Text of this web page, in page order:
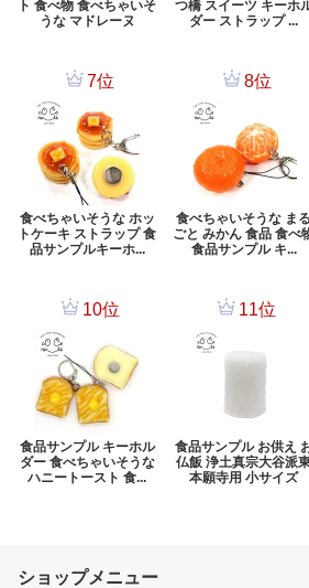
ショップメニュー